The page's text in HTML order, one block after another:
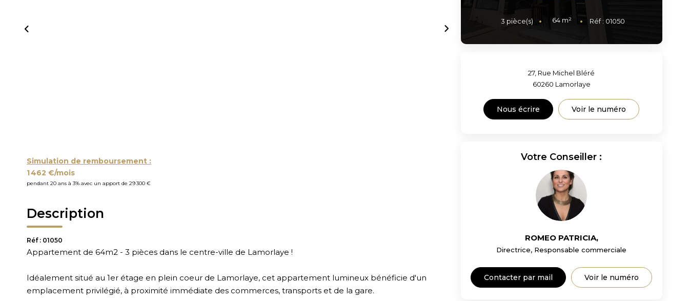
Simulation de remboursement :
1 462 €/mois
pendant 20 ans à 3% avec un apport de 29 300 €
Description
Réf : 01050
Appartement de 64m2 - 3 pièces dans le centre-ville de Lamorlaye !
Idéalement situé au 1er étage en plein coeur de Lamorlaye, cet appartement lumineux bénéficie d'un
emplacement privilégié, à proximité immédiate des commerces, transports et de la gare.
3 pièce(s) 64 m² Réf : 01050
27, Rue Michel Bléré
60260 Lamorlaye
Nous écrire Voir le numéro
Votre Conseiller :
ROMEO PATRICIA,
Directrice, Responsable commerciale
Contacter par mail Voir le numéro